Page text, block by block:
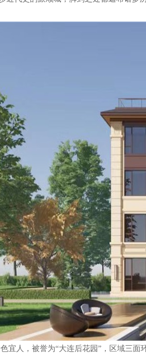
宜人，被誉为“大连后花园”， 区域三面